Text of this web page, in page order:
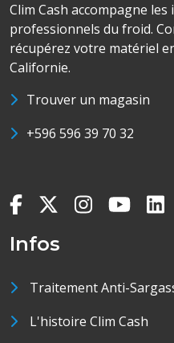
Clim Cash accompagne
professionnels du froid.
récupérez votre matériel
Californie.
Trouver un magasin
+596 596 39 70 32
Infos
Traitement Anti-
L'histoire Clim Cash